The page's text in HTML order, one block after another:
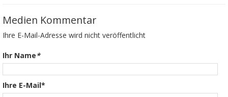
Medien Kommentar
Ihre E-Mail-Adresse wird nicht veröffentlicht
Ihr Name*
Ihre E-Mail*